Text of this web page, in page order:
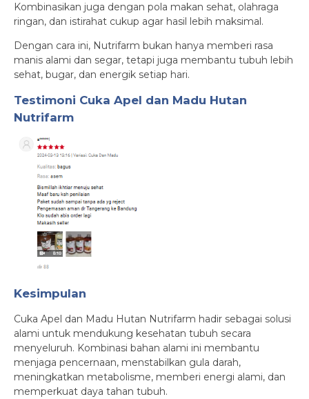
Kombinasikan juga dengan pola makan sehat, olahraga
ringan, dan istirahat cukup agar hasil lebih maksimal.
Dengan cara ini, Nutrifarm bukan hanya memberi rasa
manis alami dan segar, tetapi juga membantu tubuh lebih
sehat, bugar, dan energik setiap hari.
Testimoni Cuka Apel dan Madu Hutan
Nutrifarm
Kesimpulan
Cuka Apel dan Madu Hutan Nutrifarm hadir sebagai solusi
alami untuk mendukung kesehatan tubuh secara
menyeluruh. Kombinasi bahan alami ini membantu
menjaga pencernaan, menstabilkan gula darah,
meningkatkan metabolisme, memberi energi alami, dan
memperkuat daya tahan tubuh.